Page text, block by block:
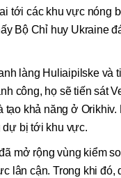
tới các khu vực nóng
Bộ Chỉ huy Ukraine
làng Huliaipilske và
công, họ sẽ tiến sát
khả năng ở
dự bị tới khu vực.
mở rộng vùng kiểm
lân cận. Trong khi đó,